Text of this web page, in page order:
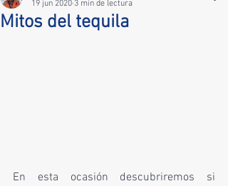
Mitos del tequila
19 jun 2020 3 min de lectura
En esta ocasión descubriremos si